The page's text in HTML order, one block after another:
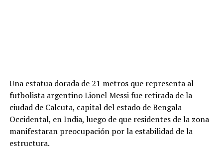
Una estatua dorada de 21 metros que representa al
futbolista argentino Lionel Messi fue retirada de la
ciudad de Calcuta, capital del estado de Bengala
Occidental, en India, luego de que residentes de la zona
manifestaran preocupación por la estabilidad de la
estructura.